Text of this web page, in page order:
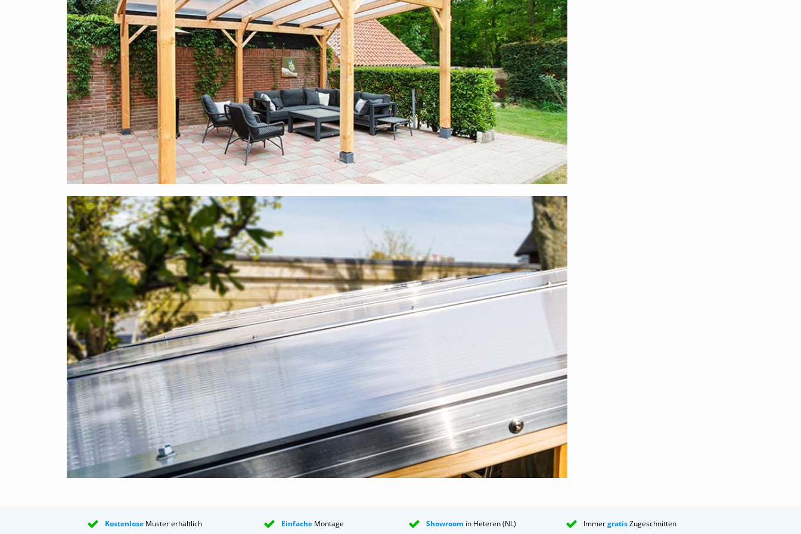
opalweiße Platten die bessere Wahl. Und zwar aus einem einfachen Grund, denn Sie nutzen Ihre Überdachung schließlich
vor allem, wenn die Sonne scheint. Bei transparenten Platten wird es dann schnell ziemlich warm unter der Überdachung.
Unter opalweißen Platten wird es hingegen deutlich weniger warm. Ist es in Ihrem Haus dann nicht düster, wenn die
Überdachung mit opalweißen Platten an einer Mauer befestigt wurde, in der sich ein großes Fenster befindet, etwa das
Wohnzimmerfenster? Nein, darüber brauchen Sie sich gar keine Gedanken machen. Unsere opalweißen Platten lassen
55 % des Lichts durch, also viel mehr, als Sie vermutlich denken.
Woraus besteht dieses Komplettdach aus Polycarbonat-Stegplatten?
Bei XXL Direct finden Sie professionelle Qualität zu einem sehr attraktiven Preis. Unsere Materialien wurden sorgfältig
ausgewählt und stammen ausschließlich aus Europa. Des Weiteren erhalten Sie10 Jahre Garantieauf das komplette Dach.
Das Dach istUV- und hagelbeständig.
Hierunter finden Sie eine Auflistung aller Artikel, die zu diesem Komplettdach gehören:
Polycarbonat X-Wall-Stegplatten 16 mm: Entsprechen vollständig der Bauverordnung und verfügen über eine CE-
Kennzeichnung;
Aluminium- Oberprofile: Mit diesen Profilen werden die Polycarbonatplatten auf der Unterkonstruktion
festgeklemmt;
EPDM- Abdichtungsstreifen
: Speziell bei uns hergestellter EPDM-Streifen, der dank seiner Zusammensetzung die
Polycarbonatplatten nicht angreifen kann. Unsere EPDM-Streifen halten viele Jahrzehnte lang;
EPDM-Unterleggummi: Speziell bei uns hergestellter EPDM-Unterleggummi, der dank seiner Zusammensetzung die
Polycarbonatplatten nicht angreifen kann. Unsere EPDM-Unterleggummis halten viele Jahrzehnte lang;
Selbstbohrende Holzschrauben: Verzinkte Holzschraube mit Neopren-Ring;
Aluminium-Endstück: Dient als Abschluss, aber auch, um die Stegplatten an ihrem Platz zu halten;
Edelstahlschrauben: Edelstahlschrauben zum Befestigen der Endstücke;
Aluminium F-Abschlussprofile
: Diese Profile dienen als Abschluss des Dachs an der linken und rechten Seite:
Anti-Staub-Band offen: Natürlich liefern wir Ihnen das einzig wahre Anti-Staub-Band. Ein wichtiger Teil eines guten
Polycarbonat-Stegplattendachs. Dieses Dichtband sorgt dafür, dass eventuell vorhandene Feuchtigkeit
(Kondenswasser) aus den Kanälen in der Polycarbonatplatte entweichen und kein Stoff, Insekten o. Ä. eindringen
können. Anwendung an der tiefen Seite der Stegplatte:
Anti-Staub-Band dicht
: Vom selben Hersteller, Anwendung an der hohen Seite der Stegplatte:
Aluminium-U-Profile: Spezialprofil, das als Abschluss an der Unterseite jeder Platte angebracht wird;
Silikonkit säurefrei: Blauwschild Silikonkleister, Spezial-Dichtstoff, der den Polycarbonatplatten nichts anhaben kann.
Terrassenüberdachung oder Veranda, ein Carport, einen Anbau, Wintergarten oder Schuppen, eine Fahrradüberdachung,
Kostenlose Muster erhältlich EinfacheMontage Showroom in Heteren (NL) ImmergratisZugeschnitten